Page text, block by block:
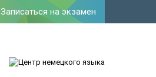
Записаться на экзамен